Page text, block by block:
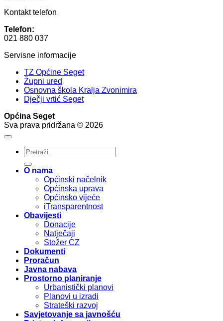
Kontakt telefon
Telefon:
021 880 037
Servisne informacije
TZ Općine Seget
Župni ured
Osnovna škola Kralja Zvonimira
Dječji vrtić Seget
Općina Seget
Sva prava pridržana © 2026
O nama
Općinski načelnik
Općinska uprava
Općinsko vijeće
iTransparentnost
Obavijesti
Donacije
Natječaji
Stožer CZ
Dokumenti
Proračun
Javna nabava
Prostorno planiranje
Urbanistički planovi
Planovi u izradi
Strateški razvoj
Savjetovanje sa javnošću